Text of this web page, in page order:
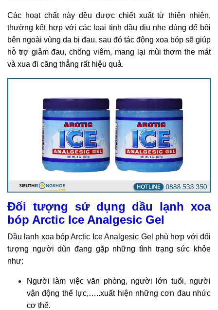
Các hoạt chất này đều được chiết xuất từ thiên nhiên,
thường kết hợp với các loại tinh dầu dịu nhẹ dùng để bôi
bên ngoài vùng da bị đau, sau đó tác động xoa bóp sẽ giúp
hỗ trợ giảm đau, chống viêm, mang lại mùi thơm the mát
và xua đi căng thẳng rất hiệu quả.
Đối tượng sử dụng dầu lạnh xoa
bóp Arctic Ice Analgesic Gel
Dầu lạnh xoa bóp Arctic Ice Analgesic Gel phù hợp với đối
tượng người dùn đang gặp những tình trạng sức khỏe
như:
Người làm việc văn phòng, người lớn tuổi, người
vận động thể lực,…..xuất hiện những cơn đau nhức
cơ thể.